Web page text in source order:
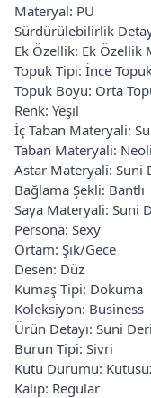
Materyal: PU
Sürdürülebilirlik
Ek Özellik: Ek Özellik
Topuk Tipi: İnce
Topuk Boyu: Orta
Renk: Yeşil
İç Taban Materyali:
Taban Materyali:
Astar Materyali: Suni
Bağlama Şekli: Bantlı
Saya Materyali: Suni
Persona: Sexy
Ortam: Şık/Gece
Desen: Düz
Kumaş Tipi: Dokuma
Koleksiyon: Business
Ürün Detayı: Suni Deri
Burun Tipi: Sivri
Kutu Durumu:
Kalıp: Regular